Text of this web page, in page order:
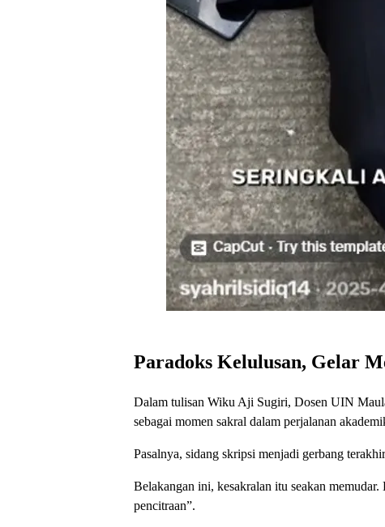
Paradoks Kelulusan, Gelar
Dalam tulisan Wiku Aji Sugiri, Dosen UIN
sebagai momen sakral dalam perjalanan
Pasalnya, sidang skripsi menjadi gerbang
Belakangan ini, kesakralan itu seakan
pencitraan”.